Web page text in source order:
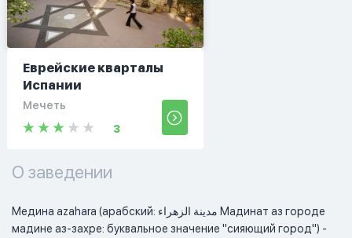
Еврейские кварталы
Испании
Мечеть
3
О заведении
Медина azahara (арабский: مدينة الزهراء Мадинат аз городе
мадине аз-захре: буквальное значение "сияющий город") -